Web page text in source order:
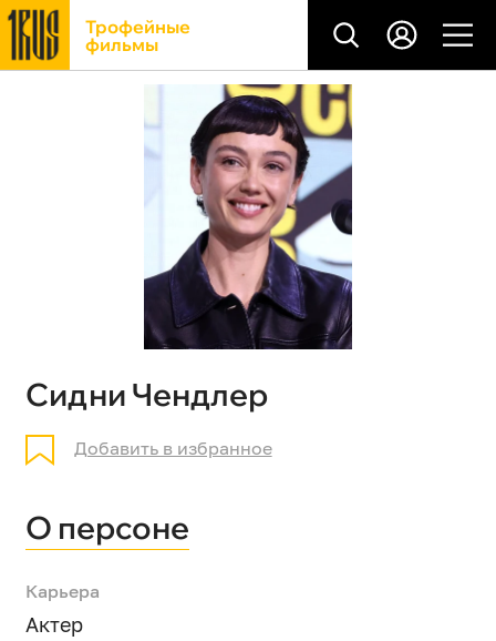
Трофейные
фильмы
Сидни Чендлер
Добавить в избранное
О персоне
Карьера
Актер